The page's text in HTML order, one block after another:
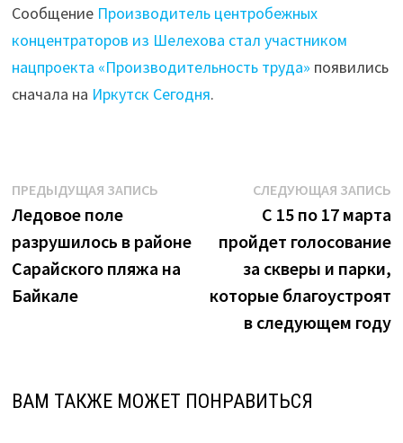
Сообщение Производитель центробежных
концентраторов из Шелехова стал участником
нацпроекта «Производительность труда» появились
сначала на Иркутск Сегодня.
Навигация
по
записям
ПРЕДЫДУЩАЯ ЗАПИСЬПредыдущая
Ледовое поле
разрушилось в районе
Сарайского пляжа на
Байкале
СЛЕДУЮЩАЯ ЗАПИСЬ
С 15 по 17 марта
пройдет голосование
за скверы и парки,
которые благоустроят
в следующем году
ВАМ ТАКЖЕ МОЖЕТ ПОНРАВИТЬСЯ